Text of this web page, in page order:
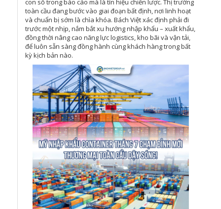
toàn cầu đang bước vào giai đoạn bất định, nơi linh hoạt
và chuẩn bị sớm là chìa khóa. Bách Việt xác định phải đi
trước một nhịp, nắm bắt xu hướng nhập khẩu – xuất khẩu,
đồng thời nâng cao năng lực logistics, kho bãi và vận tải,
để luôn sẵn sàng đồng hành cùng khách hàng trong bất
kỳ kịch bản nào.